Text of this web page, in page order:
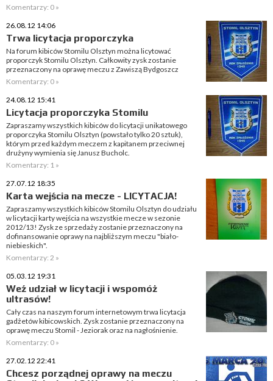
Komentarzy: 0 »
26.08.12 14:06
Trwa licytacja proporczyka
Na forum kibiców Stomilu Olsztyn można licytować
proporczyk Stomilu Olsztyn. Całkowity zysk zostanie
przeznaczony na oprawę meczu z Zawiszą Bydgoszcz
Komentarzy: 0 »
24.08.12 15:41
Licytacja proporczyka Stomilu
Zapraszamy wszystkich kibiców do licytacji unikatowego
proporczyka Stomilu Olsztyn (powstało tylko 20 sztuk),
którym przed każdym meczem z kapitanem przeciwnej
drużyny wymienia się Janusz Bucholc.
Komentarzy: 1 »
27.07.12 18:35
Karta wejścia na mecze - LICYTACJA!
Zapraszamy wszystkich kibiców Stomilu Olsztyn do udziału
w licytacji karty wejścia na wszystkie mecze w sezonie
2012/13! Zysk ze sprzedaży zostanie przeznaczony na
dofinansowanie oprawy na najbliższym meczu "biało-
niebieskich".
Komentarzy: 2 »
05.03.12 19:31
Weź udział w licytacji i wspomóż
ultrasów!
Cały czas na naszym forum internetowym trwa licytacja
gadżetów kibicowskich. Zysk zostanie przeznaczony na
oprawę meczu Stomil - Jeziorak oraz na nagłośnienie.
Komentarzy: 0 »
27.02.12 22:41
Chcesz porządnej oprawy na meczu